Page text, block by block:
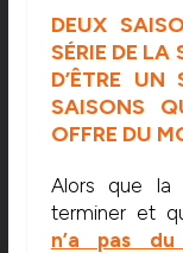
DEUX
SÉRIE DE LA
D’ÊTRE UN
SAISONS
OFFRE DU
Alors que
terminer et
n’a pas